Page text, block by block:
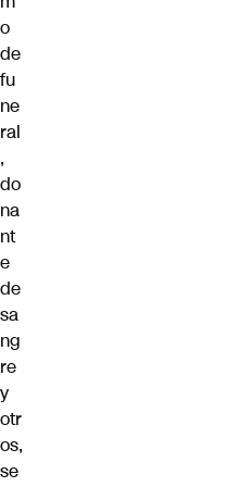
o
de
fu
ne
ral
,
do
na
nt
e
de
sa
ng
re
y
otr
os,
se